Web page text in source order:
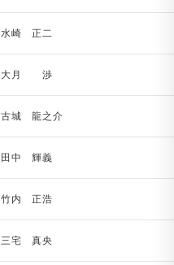
水崎 正二
大月 渉
古城 龍之介
田中 輝義
竹内 正浩
三宅 真央